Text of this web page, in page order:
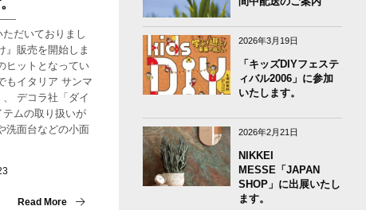
だいておりまし
』販売を開始しま
ヒットとなってい
もイタリア サンマ
デコラ社「ダイ
ムの取り扱いが
洗面台などの小面
Read More
2026年3月19日
「キッズDIYフェステ
ィバル2006」に参加
いたします。
2026年2月21日
NIKKEI
MESSE「JAPAN
SHOP」に出展いたし
ます。